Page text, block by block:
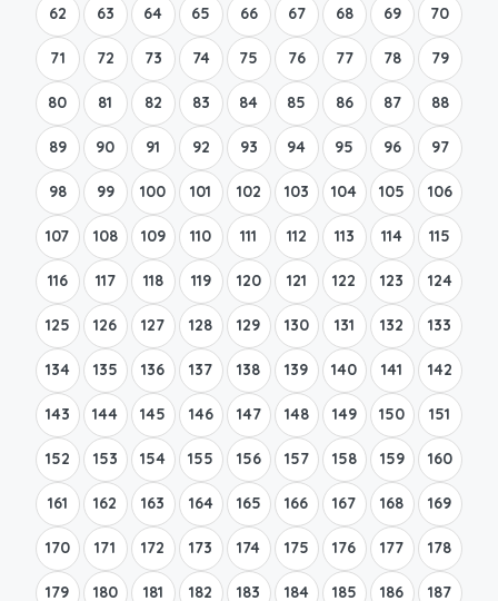
62 63 64 65 66 67 68 69 70
71 72 73 74 75 76 77 78 79
80 81 82 83 84 85 86 87 88
89 90 91 92 93 94 95 96 97
98 99 100 101 102 103 104 105 106
107 108 109 110 111 112 113 114 115
116 117 118 119 120 121 122 123 124
125 126 127 128 129 130 131 132 133
134 135 136 137 138 139 140 141 142
143 144 145 146 147 148 149 150 151
152 153 154 155 156 157 158 159 160
161 162 163 164 165 166 167 168 169
170 171 172 173 174 175 176 177 178
179 180 181 182 183 184 185 186 187